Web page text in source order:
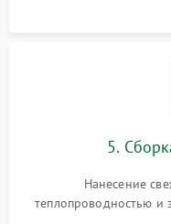
5.
Нанесение
теплопроводностью и